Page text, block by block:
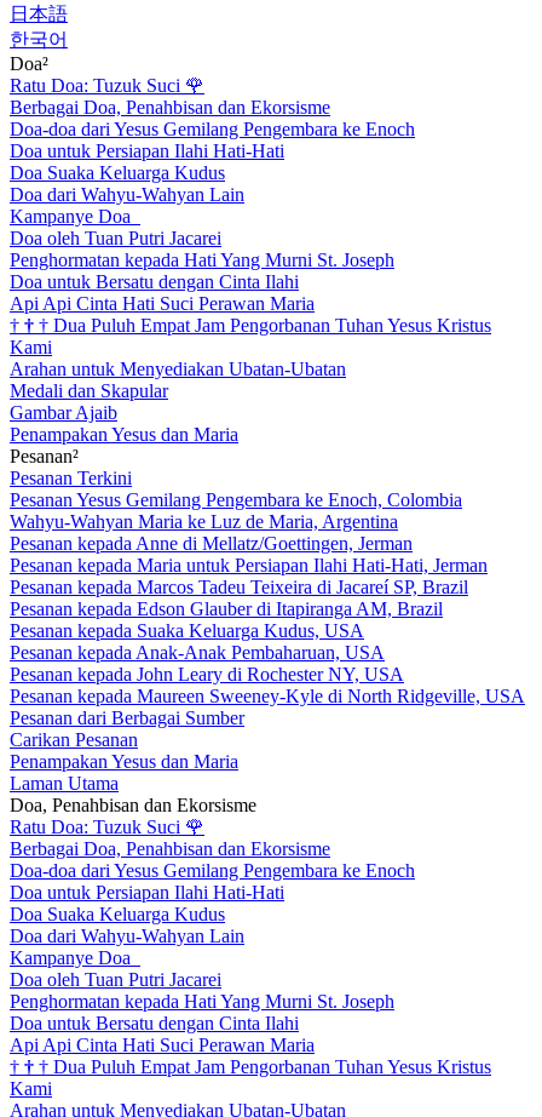
日本語
한국어
Doa²
Ratu Doa: Tuzuk Suci 🌹
Berbagai Doa, Penahbisan dan Ekorsisme
Doa-doa dari Yesus Gemilang Pengembara ke Enoch
Doa untuk Persiapan Ilahi Hati-Hati
Doa Suaka Keluarga Kudus
Doa dari Wahyu-Wahyan Lain
Kampanye Doa
Doa oleh Tuan Putri Jacarei
Penghormatan kepada Hati Yang Murni St. Joseph
Doa untuk Bersatu dengan Cinta Ilahi
Api Api Cinta Hati Suci Perawan Maria
† † † Dua Puluh Empat Jam Pengorbanan Tuhan Yesus Kristus
Kami
Arahan untuk Menyediakan Ubatan-Ubatan
Medali dan Skapular
Gambar Ajaib
Penampakan Yesus dan Maria
Pesanan²
Pesanan Terkini
Pesanan Yesus Gemilang Pengembara ke Enoch, Colombia
Wahyu-Wahyan Maria ke Luz de Maria, Argentina
Pesanan kepada Anne di Mellatz/Goettingen, Jerman
Pesanan kepada Maria untuk Persiapan Ilahi Hati-Hati, Jerman
Pesanan kepada Marcos Tadeu Teixeira di Jacareí SP, Brazil
Pesanan kepada Edson Glauber di Itapiranga AM, Brazil
Pesanan kepada Suaka Keluarga Kudus, USA
Pesanan kepada Anak-Anak Pembaharuan, USA
Pesanan kepada John Leary di Rochester NY, USA
Pesanan kepada Maureen Sweeney-Kyle di North Ridgeville, USA
Pesanan dari Berbagai Sumber
Carikan Pesanan
Penampakan Yesus dan Maria
Laman Utama
Doa, Penahbisan dan Ekorsisme
Ratu Doa: Tuzuk Suci 🌹
Berbagai Doa, Penahbisan dan Ekorsisme
Doa-doa dari Yesus Gemilang Pengembara ke Enoch
Doa untuk Persiapan Ilahi Hati-Hati
Doa Suaka Keluarga Kudus
Doa dari Wahyu-Wahyan Lain
Kampanye Doa
Doa oleh Tuan Putri Jacarei
Penghormatan kepada Hati Yang Murni St. Joseph
Doa untuk Bersatu dengan Cinta Ilahi
Api Api Cinta Hati Suci Perawan Maria
† † † Dua Puluh Empat Jam Pengorbanan Tuhan Yesus Kristus
Kami
Arahan untuk Menyediakan Ubatan-Ubatan